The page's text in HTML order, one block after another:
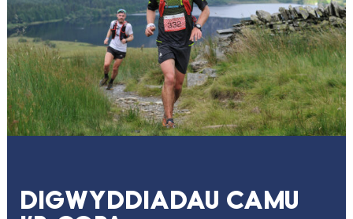
DIGWYDDIADAU CAMU